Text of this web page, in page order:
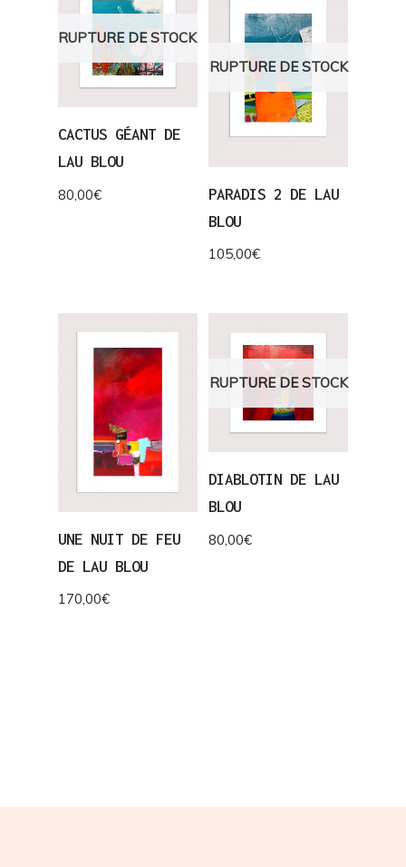
RUPTURE DE STOCK
CACTUS GÉANT DE
LAU BLOU
80,00€
RUPTURE DE STOCK
PARADIS 2 DE LAU
BLOU
105,00€
UNE NUIT DE FEU
DE LAU BLOU
170,00€
RUPTURE DE STOCK
DIABLOTIN DE LAU
BLOU
80,00€